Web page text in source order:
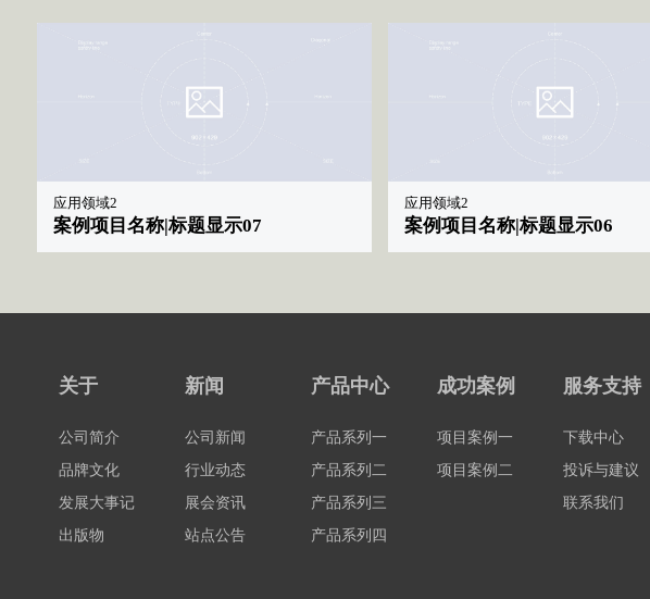
应用领域2
案例项目名称|标题显示07
应用领域2
案例项目名称|标题显示06
关于
公司简介
品牌文化
发展大事记
出版物
新闻
公司新闻
行业动态
展会资讯
站点公告
产品中心
产品系列一
产品系列二
产品系列三
产品系列四
成功案例
项目案例一
项目案例二
服务支持
下载中心
投诉与建议
联系我们